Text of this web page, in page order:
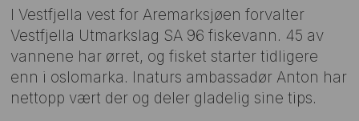
I Vestfjella vest for Aremarksjøen forvalter
Vestfjella Utmarkslag SA 96 fiskevann. 45 av
vannene har ørret, og fisket starter tidligere
enn i oslomarka. Inaturs ambassadør Anton har
nettopp vært der og deler gladelig sine tips.